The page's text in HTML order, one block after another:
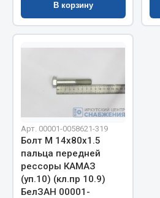
Запчасти на полуприцепы
Амортизаторы для полуприцепов
Весь раздел
Запчасти КамАЗ
Двигатель
Система питания
Система выпуска газа
Система охлаждения
В корзину
Арт. 00001-0058621-319
Болт М 14х80х1.5
пальца передней
рессоры КАМАЗ
(уп.10) (кл.пр 10.9)
БелЗАН 00001-